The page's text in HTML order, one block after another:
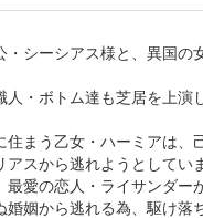
・シーシアス様と、異国
・ボトム達も芝居を上演
住まう乙女・ハーミアは、
スから逃れようとしてい
愛の恋人・ライサンダー
婚姻から逃れる為、駆け落